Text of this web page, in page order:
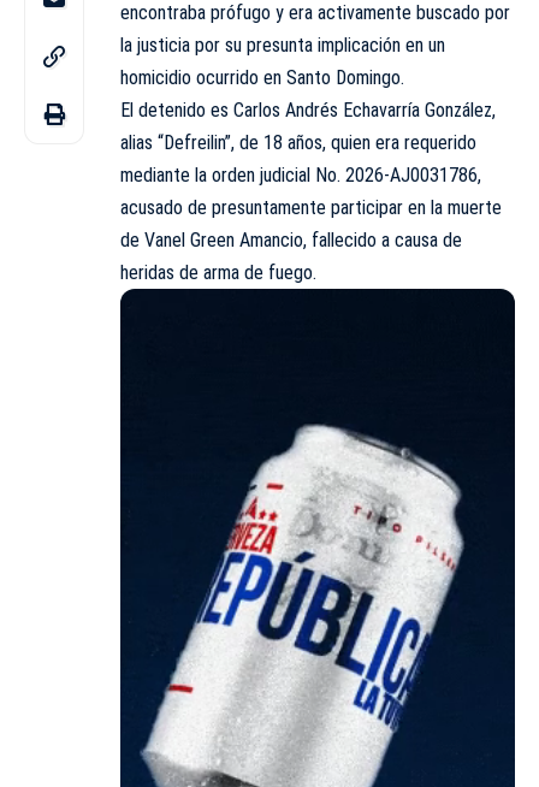
encontraba prófugo y era activamente buscado por
la justicia por su presunta implicación en un
homicidio ocurrido en Santo Domingo.
El detenido es Carlos Andrés Echavarría González,
alias “Defreilin”, de 18 años, quien era requerido
mediante la orden judicial No. 2026-AJ0031786,
acusado de presuntamente participar en la muerte
de Vanel Green Amancio, fallecido a causa de
heridas de arma de fuego.